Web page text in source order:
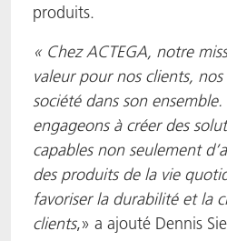
produits.
« Chez ACTEGA, notre
valeur pour nos clients,
société dans son ensemble.
engageons à créer des
capables non seulement
des produits de la vie
favoriser la durabilité et la
clients,» a ajouté Dennis